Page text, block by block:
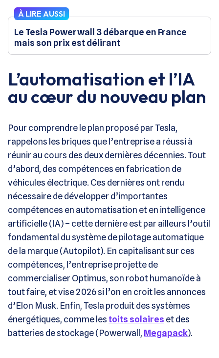
À LIRE AUSSI
Le Tesla Powerwall 3 débarque en France
mais son prix est délirant
L’automatisation et l’IA
au cœur du nouveau plan
Pour comprendre le plan proposé par Tesla,
rappelons les briques que l’entreprise a réussi à
réunir au cours des deux dernières décennies. Tout
d’abord, des compétences en fabrication de
véhicules électrique. Ces dernières ont rendu
nécessaire de développer d’importantes
compétences en automatisation et en intelligence
artificielle (IA) – cette dernière est par ailleurs l’outil
fondamental du système de pilotage automatique
de la marque (Autopilot). En capitalisant sur ces
compétences, l’entreprise projette de
commercialiser Optimus, son robot humanoïde à
tout faire, et vise 2026 si l’on en croit les annonces
d’Elon Musk. Enfin, Tesla produit des systèmes
énergétiques, comme lestoits solaires et des
batteries de stockage (Powerwall, Megapack).